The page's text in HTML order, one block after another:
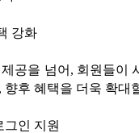
강화
공을 넘어, 회원들이
후 혜택을 더욱 확대
그인 지원